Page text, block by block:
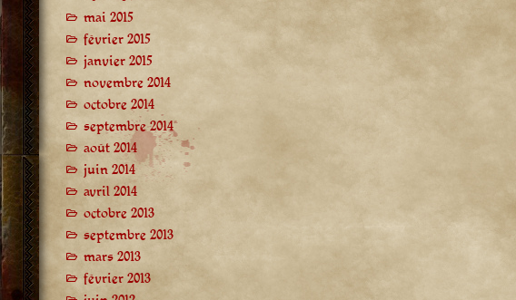
mai 2015
février 2015
janvier 2015
novembre 2014
octobre 2014
septembre 2014
août 2014
juin 2014
avril 2014
octobre 2013
septembre 2013
mars 2013
février 2013